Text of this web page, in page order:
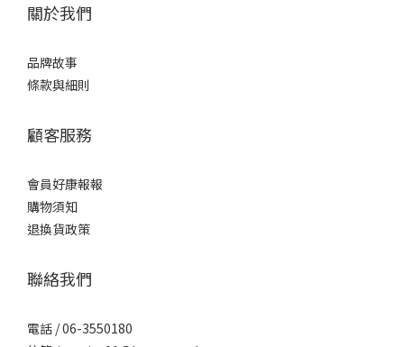
關於我們
品牌故事
條款與細則
顧客服務
會員好康報報
購物須知
退換貨政策
聯絡我們
電話 / 06-3550180